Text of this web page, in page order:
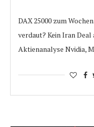
DAX 25000 zum
verdaut? Kein Iran
Aktienanalyse Nvidia,